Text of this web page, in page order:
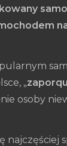
„
osoby